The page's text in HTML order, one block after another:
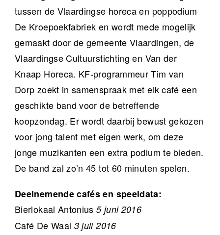
tussen de Vlaardingse horeca en poppodium
De Kroepoekfabriek en wordt mede mogelijk
gemaakt door de gemeente Vlaardingen, de
Vlaardingse Cultuurstichting en Van der
Knaap Horeca. KF-programmeur Tim van
Dorp zoekt in samenspraak met elk café een
geschikte band voor de betreffende
koopzondag. Er wordt daarbij bewust gekozen
voor jong talent met eigen werk, om deze
jonge muzikanten een extra podium te bieden.
De band zal zo’n 45 tot 60 minuten spelen.
Deelnemende cafés en speeldata:
Bierlokaal Antonius5 juni 2016
Café De Waal 3 juli 2016